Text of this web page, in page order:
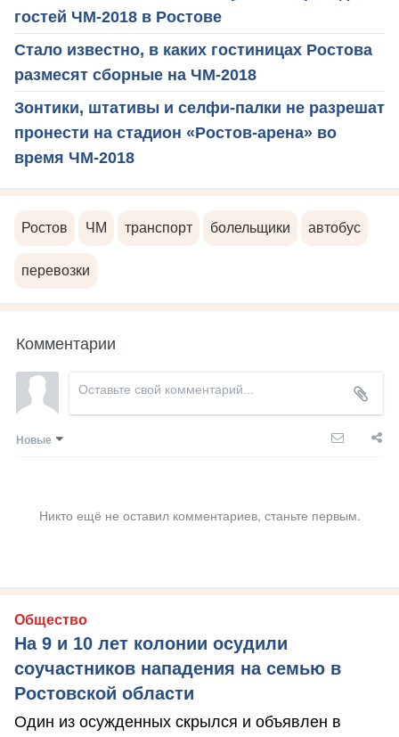
гостей ЧМ-2018 в Ростове
Стало известно, в каких гостиницах Ростова
размесят сборные на ЧМ-2018
Зонтики, штативы и селфи-палки не разрешат
пронести на стадион «Ростов-арена» во
время ЧМ-2018
Ростов ЧМ транспорт болельщики автобус
перевозки
Комментарии
Новые
Никто ещё не оставил комментариев, станьте первым.
Общество
На 9 и 10 лет колонии осудили
соучастников нападения на семью в
Ростовской области
Один из осужденных скрылся и объявлен в